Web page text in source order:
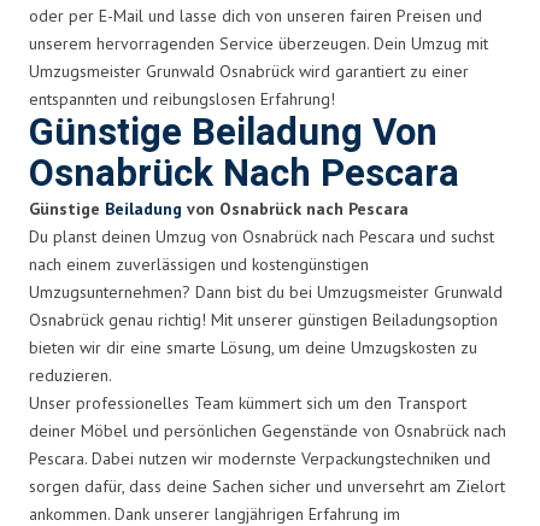
oder per E-Mail und lasse dich von unseren fairen Preisen und
unserem hervorragenden Service überzeugen. Dein Umzug mit
Umzugsmeister Grunwald Osnabrück wird garantiert zu einer
entspannten und reibungslosen Erfahrung!
Günstige Beiladung Von
Osnabrück Nach Pescara
Günstige Beiladung von Osnabrück nach Pescara
Du planst deinen Umzug von Osnabrück nach Pescara und suchst
nach einem zuverlässigen und kostengünstigen
Umzugsunternehmen? Dann bist du bei Umzugsmeister Grunwald
Osnabrück genau richtig! Mit unserer günstigen Beiladungsoption
bieten wir dir eine smarte Lösung, um deine Umzugskosten zu
reduzieren.
Unser professionelles Team kümmert sich um den Transport
deiner Möbel und persönlichen Gegenstände von Osnabrück nach
Pescara. Dabei nutzen wir modernste Verpackungstechniken und
sorgen dafür, dass deine Sachen sicher und unversehrt am Zielort
ankommen. Dank unserer langjährigen Erfahrung im